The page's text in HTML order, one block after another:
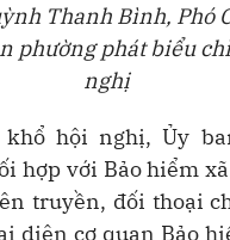
Thanh Bình, Phó
phường phát biểu
nghị
hội nghị, Ủy
hợp với Bảo hiểm
truyền, đối thoại
diện cơ quan Bảo